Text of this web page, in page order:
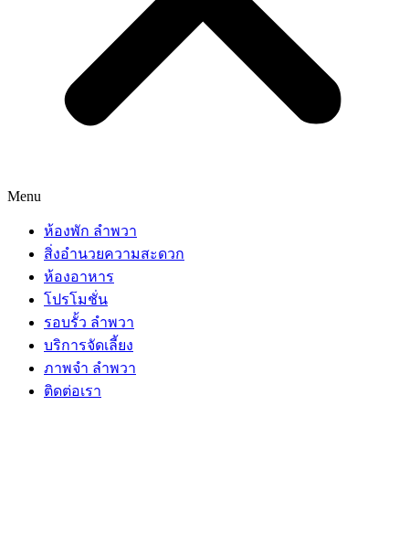
Menu
ห้องพัก ลำพวา
สิ่งอำนวยความสะดวก
ห้องอาหาร
โปรโมชั่น
รอบรั้ว ลำพวา
บริการจัดเลี้ยง
ภาพจำ ลำพวา
ติดต่อเรา